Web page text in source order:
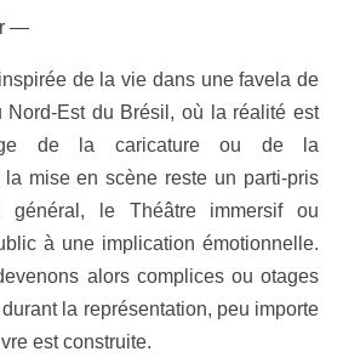
—
de la vie dans une favela de
Nord-Est du Brésil, où la réalité est
de la caricature ou de la
mise en scène reste un parti-pris
général, le Théâtre immersif ou
à une implication émotionnelle.
alors complices ou otages
la représentation, peu importe
est construite.